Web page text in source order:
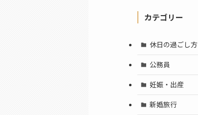
カテゴリー
休日の過ごし方
公務員
妊娠・出産
新婚旅行